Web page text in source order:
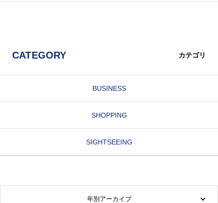
CATEGORY カテゴリ
BUSINESS
SHOPPING
SIGHTSEEING
年別アーカイブ